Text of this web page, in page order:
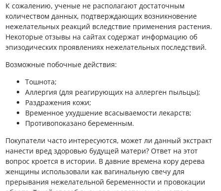
К сожалению, ученые не располагают достаточным
количеством данных, подтверждающих возникновение
нежелательных реакций вследствие применения растения.
Некоторые отзывы на сайтах содержат информацию об
эпизодических проявлениях нежелательных последствий.
Возможные побочные действия:
Тошнота;
Аллергия (для реагирующих на аллерген пыльцы);
Раздражения кожи;
Временное ухудшение всасываемости лекарств;
Противопоказано беременным.
Покупатели часто интересуются, может ли данный экстракт
нанести вред здоровью будущей матери? Ответ на этот
вопрос кроется в истории. В давние времена кору дерева
женщины использовали как вагинальную свечу для
прерывания нежелательной беременности и провокации